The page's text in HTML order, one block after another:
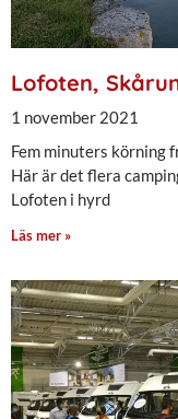
Lofoten,
1 november 2021
Fem minuters körning
Här är det flera
Lofoten i hyrd
Läs mer »